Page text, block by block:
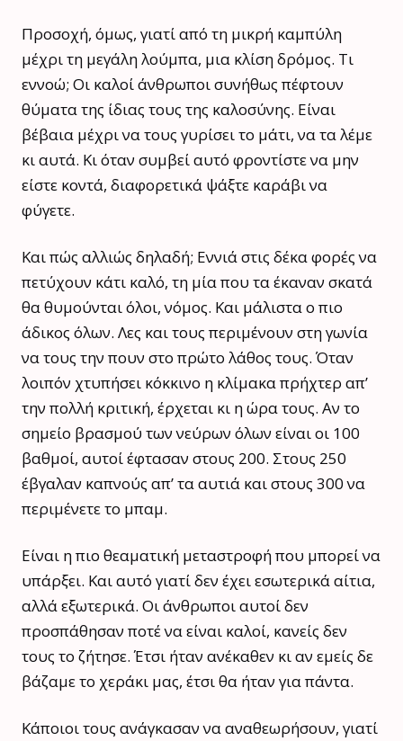
Προσοχή, όμως, γιατί από τη μικρή καμπύλη
μέχρι τη μεγάλη λούμπα, μια κλίση δρόμος. Τι
εννοώ; Οι καλοί άνθρωποι συνήθως πέφτουν
θύματα της ίδιας τους της καλοσύνης. Είναι
βέβαια μέχρι να τους γυρίσει το μάτι, να τα λέμε
κι αυτά. Κι όταν συμβεί αυτό φροντίστε να μην
είστε κοντά, διαφορετικά ψάξτε καράβι να
φύγετε.
Και πώς αλλιώς δηλαδή; Εννιά στις δέκα φορές να
πετύχουν κάτι καλό, τη μία που τα έκαναν σκατά
θα θυμούνται όλοι, νόμος. Και μάλιστα ο πιο
άδικος όλων. Λες και τους περιμένουν στη γωνία
να τους την πουν στο πρώτο λάθος τους. Όταν
λοιπόν χτυπήσει κόκκινο η κλίμακα πρήχτερ απ’
την πολλή κριτική, έρχεται κι η ώρα τους. Αν το
σημείο βρασμού των νεύρων όλων είναι οι 100
βαθμοί, αυτοί έφτασαν στους 200. Στους 250
έβγαλαν καπνούς απ’ τα αυτιά και στους 300 να
περιμένετε το μπαμ.
Είναι η πιο θεαματική μεταστροφή που μπορεί να
υπάρξει. Και αυτό γιατί δεν έχει εσωτερικά αίτια,
αλλά εξωτερικά. Οι άνθρωποι αυτοί δεν
προσπάθησαν ποτέ να είναι καλοί, κανείς δεν
τους το ζήτησε. Έτσι ήταν ανέκαθεν κι αν εμείς δε
βάζαμε το χεράκι μας, έτσι θα ήταν για πάντα.
Κάποιοι τους ανάγκασαν να αναθεωρήσουν, γιατί